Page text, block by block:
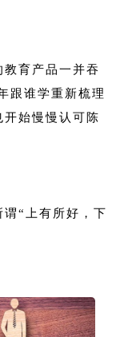
育产品一并吞
跟谁学重新梳理
始慢慢认可陈
谓“上有所好，下